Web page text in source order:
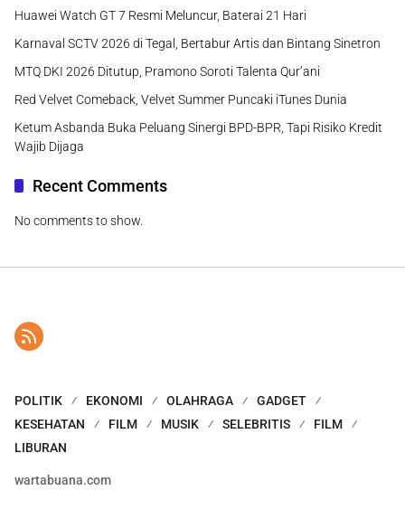
Huawei Watch GT 7 Resmi Meluncur, Baterai 21 Hari
Karnaval SCTV 2026 di Tegal, Bertabur Artis dan Bintang Sinetron
MTQ DKI 2026 Ditutup, Pramono Soroti Talenta Qur’ani
Red Velvet Comeback, Velvet Summer Puncaki iTunes Dunia
Ketum Asbanda Buka Peluang Sinergi BPD-BPR, Tapi Risiko Kredit
Wajib Dijaga
Recent Comments
No comments to show.
POLITIK EKONOMI OLAHRAGA
GADGET
KESEHATAN
FILM MUSIK SELEBRITIS
FILM
LIBURAN
wartabuana.com